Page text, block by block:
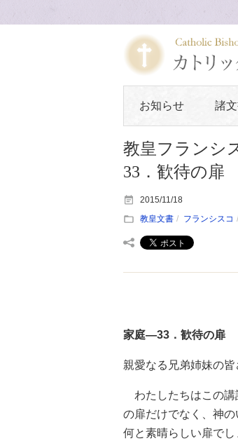
お知らせ 諸
教皇フランシ
33．歓待の扉
2015/11/18
教皇文書
フランシスコ
家庭—33．歓待の扉
親愛なる兄弟姉妹の皆
わたしたちはこの講
の扉だけでなく、神
何と素晴らしい扉で